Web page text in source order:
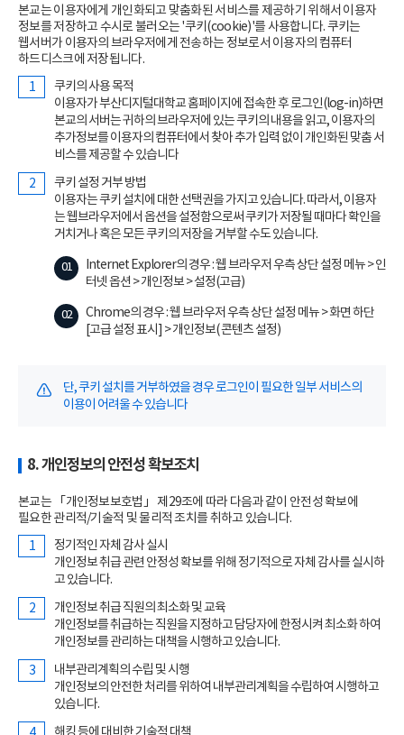
본교는 이용자에게 개인화되고 맞춤화된 서비스를 제공하기 위해서 이용자
정보를 저장하고 수시로 불러오는 '쿠키(cookie)'를 사용합니다. 쿠키는
웹서버가 이용자의 브라우저에게 전송하는 정보로서 이용자의 컴퓨터
하드디스크에 저장됩니다.
쿠키의 사용 목적
이용자가 부산디지털대학교 홈페이지에 접속한 후 로그인(log-in)하면
본교의 서버는 귀하의 브라우저에 있는 쿠키의 내용을 읽고, 이용자의
추가정보를 이용자의 컴퓨터에서 찾아 추가 입력 없이 개인화된 맞춤 서
비스를 제공할 수 있습니다
쿠키 설정 거부 방법
이용자는 쿠키 설치에 대한 선택권을 가지고 있습니다. 따라서, 이용자
는 웹브라우저에서 옵션을 설정함으로써 쿠키가 저장될 때마다 확인을
거치거나 혹은 모든 쿠키의 저장을 거부할 수도 있습니다.
Internet Explorer의 경우 : 웹 브라우저 우측 상단 설정 메뉴 > 인
터넷 옵션 > 개인정보 > 설정(고급)
Chrome의 경우 : 웹 브라우저 우측 상단 설정 메뉴 > 화면 하단
[고급 설정 표시] > 개인정보( 콘텐츠 설정)
단, 쿠키 설치를 거부하였을 경우 로그인이 필요한 일부 서비스의
이용이 어려울 수 있습니다
8. 개인정보의 안전성 확보조치
본교는 「개인정보보호법」 제29조에 따라 다음과 같이 안전성 확보에
필요한 관리적/기술적 및 물리적 조치를 취하고 있습니다.
정기적인 자체 감사 실시
개인정보 취급 관련 안정성 확보를 위해 정기적으로 자체 감사를 실시하
고 있습니다.
개인정보 취급 직원의 최소화 및 교육
개인정보를 취급하는 직원을 지정하고 담당자에 한정시켜 최소화 하여
개인정보를 관리하는 대책을 시행하고 있습니다.
내부관리계획의 수립 및 시행
개인정보의 안전한 처리를 위하여 내부관리계획을 수립하여 시행하고
있습니다.
해킹 등에 대비한 기술적 대책